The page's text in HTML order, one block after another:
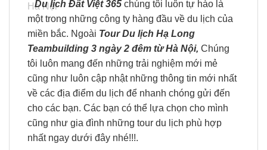
Du lịch Đất Việt 365 chúng tôi luôn tự hào là
một trong những công ty hàng đầu về du lịch của
miền bắc. Ngoài Tour Du lịch Hạ Long
Teambuilding 3 ngày 2 đêm từ Hà Nội, Chúng
tôi luôn mang đến những trải nghiệm mới mẻ
cũng như luôn cập nhật những thông tin mới nhất
về các địa điểm du lịch để nhanh chóng gửi đến
cho các bạn. Các bạn có thể lựa chọn cho mình
cũng như gia đình những tour du lịch phù hợp
nhất ngay dưới đây nhé!!!.